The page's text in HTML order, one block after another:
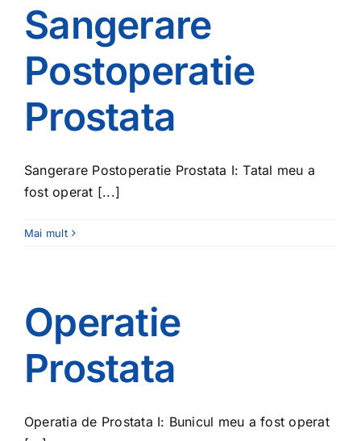
Sangerare
Postoperatie
Prostata
Sangerare Postoperatie Prostata I: Tatal meu a
fost operat [...]
Mai mult
Operatie
Prostata
Operatia de Prostata I: Bunicul meu a fost operat